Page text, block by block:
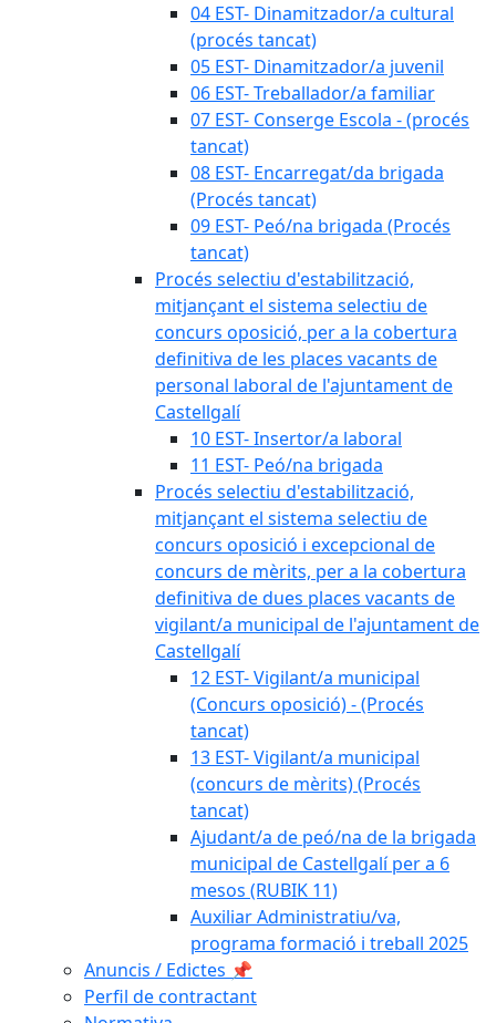
04 EST- Dinamitzador/a cultural
(procés tancat)
05 EST- Dinamitzador/a juvenil
06 EST- Treballador/a familiar
07 EST- Conserge Escola - (procés
tancat)
08 EST- Encarregat/da brigada
(Procés tancat)
09 EST- Peó/na brigada (Procés
tancat)
Procés selectiu d'estabilització,
mitjançant el sistema selectiu de
concurs oposició, per a la cobertura
definitiva de les places vacants de
personal laboral de l'ajuntament de
Castellgalí
10 EST- Insertor/a laboral
11 EST- Peó/na brigada
Procés selectiu d'estabilització,
mitjançant el sistema selectiu de
concurs oposició i excepcional de
concurs de mèrits, per a la cobertura
definitiva de dues places vacants de
vigilant/a municipal de l'ajuntament de
Castellgalí
12 EST- Vigilant/a municipal
(Concurs oposició) - (Procés
tancat)
13 EST- Vigilant/a municipal
(concurs de mèrits) (Procés
tancat)
Ajudant/a de peó/na de la brigada
municipal de Castellgalí per a 6
mesos (RUBIK 11)
Auxiliar Administratiu/va,
programa formació i treball 2025
Anuncis / Edictes 📌
Perfil de contractant